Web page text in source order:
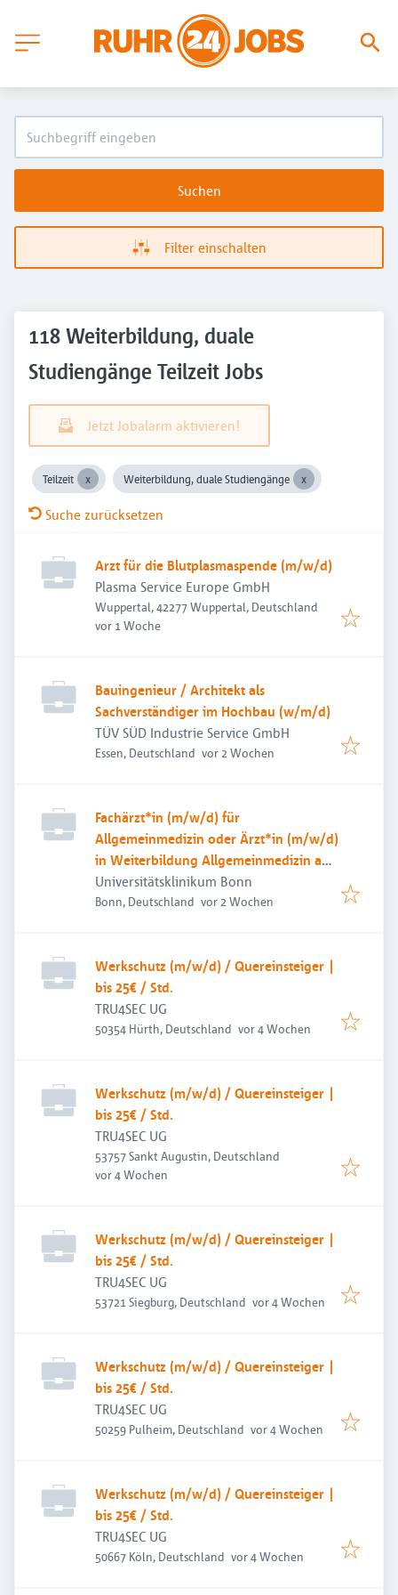
Suchen
Filter einschalten
118 Weiterbildung, duale
Studiengänge Teilzeit Jobs
Jetzt Jobalarm aktivieren!
Teilzeit Weiterbildung, duale Studiengänge
Suche zurücksetzen
Arzt für die Blutplasmaspende (m/w/d)
Plasma Service Europe GmbH
Wuppertal, 42277 Wuppertal, Deutschland
Veröffentlicht
vor 1 Woche
Bauingenieur / Architekt als
Sachverständiger im Hochbau (w/m/d)
TÜV SÜD Industrie Service GmbH
Essen, Deutschland Veröffentlicht
vor 2 Wochen
Fachärzt*in (m/w/d) für
Allgemeinmedizin oder Ärzt*in (m/w/d)
in Weiterbildung Allgemeinmedizin ab
3. WB-Jahr für innovative Lehre und
Lehrforschung
Universitätsklinikum Bonn
Bonn, Deutschland Veröffentlicht
vor 2 Wochen
Werkschutz (m/w/d) / Quereinsteiger |
bis 25€ / Std.
TRU4SEC UG
50354 Hürth, Deutschland Veröffentlicht
vor 4 Wochen
Werkschutz (m/w/d) / Quereinsteiger |
bis 25€ / Std.
TRU4SEC UG
53757 Sankt Augustin, Deutschland
Veröffentlicht
vor 4 Wochen
Werkschutz (m/w/d) / Quereinsteiger |
bis 25€ / Std.
TRU4SEC UG
53721 Siegburg, Deutschland Veröffentlicht
vor 4 Wochen
Werkschutz (m/w/d) / Quereinsteiger |
bis 25€ / Std.
TRU4SEC UG
50259 Pulheim, Deutschland Veröffentlicht
vor 4 Wochen
Werkschutz (m/w/d) / Quereinsteiger |
bis 25€ / Std.
TRU4SEC UG
50667 Köln, Deutschland Veröffentlicht
vor 4 Wochen